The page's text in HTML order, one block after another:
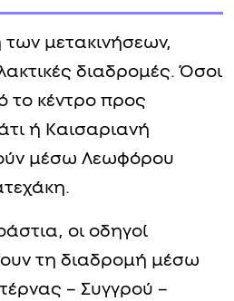
οι οδηγοί
τη διαδρομή μέσω
– Συγγρού –
Καλλιρρόης –
ενδεικτικές
Ευελπίδων –